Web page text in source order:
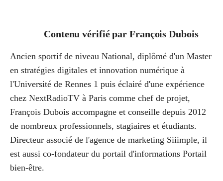
Contenu vérifié par François Dubois
Ancien sportif de niveau National, diplômé d'un Master
en stratégies digitales et innovation numérique à
l'Université de Rennes 1 puis éclairé d'une expérience
chez NextRadioTV à Paris comme chef de projet,
François Dubois accompagne et conseille depuis 2012
de nombreux professionnels, stagiaires et étudiants.
Directeur associé de l'agence de marketing Siiimple, il
est aussi co-fondateur du portail d'informations Portail
bien-être.